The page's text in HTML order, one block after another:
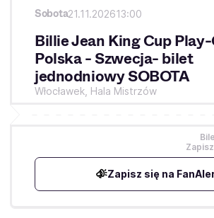
Sobota21.11.202613:00
Billie Jean King Cup
Polska - Szwecja- bilet
jednodniowy SOBOTA
Włocławek, Hala Mistrzów
Zapisz się na